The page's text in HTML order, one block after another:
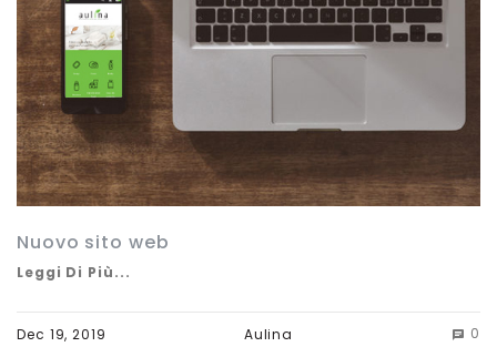
Nuovo sito web
Leggi Di Più...
Aulina
Dec 19, 2019 0